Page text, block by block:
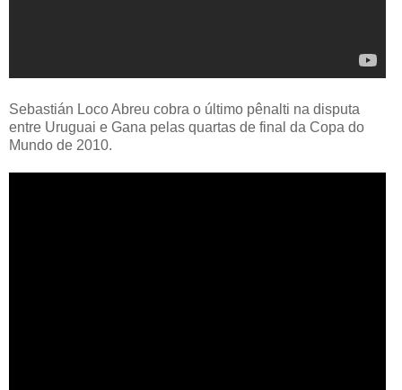
Sebastián Loco Abreu cobra o último pênalti na disputa
entre Uruguai e Gana pelas quartas de final da Copa do
Mundo de 2010.